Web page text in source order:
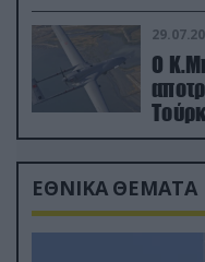
Ο
drone
ΕΘΝΙΚΑ ΘΕΜΑΤΑ